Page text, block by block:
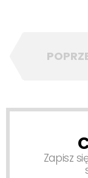
Zapisz